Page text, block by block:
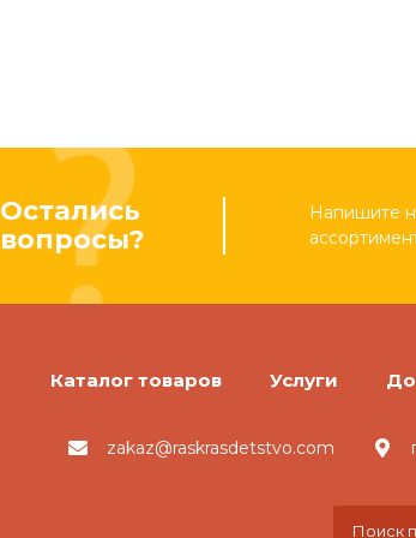
Остались
вопросы?
Напишите
Каталог товаров Услуги
zakaz@raskrasdetstvo.com